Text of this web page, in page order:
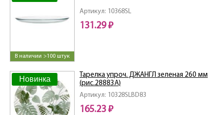
В наличии >100 штук
Артикул: 10368SL
131.29 ₽
Новинка
Артикул: 10328SLBD83
Тарелка упроч. ДЖАНГЛ зеленая 260 мм
(рис.28883А)
165.23 ₽